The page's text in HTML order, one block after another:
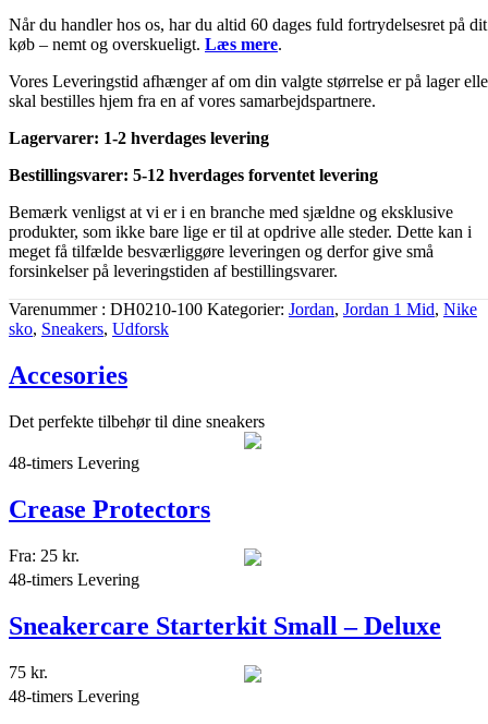
Når du handler hos os, har du altid 60 dages fuld fortrydelsesret på dit
køb – nemt og overskueligt. Læs mere.
Vores Leveringstid afhænger af om din valgte størrelse er på lager
skal bestilles hjem fra en af vores samarbejdspartnere.
Lagervarer: 1-2 hverdages levering
Bestillingsvarer: 5-12 hverdages forventet levering
Bemærk venligst at vi er i en branche med sjældne og eksklusive
produkter, som ikke bare lige er til at opdrive alle steder. Dette kan i
meget få tilfælde besværliggøre leveringen og derfor give små
forsinkelser på leveringstiden af bestillingsvarer.
Varenummer DH0210-100 Kategorier Jordan, Jordan 1 Mid, Nike
sko, Sneakers, Udforsk
Accesories
Det perfekte tilbehør til dine sneakers
48-timers Levering
Crease Protectors
Fra: 25 kr.
48-timers Levering
Sneakercare Starterkit Small – Deluxe
75 kr.
48-timers Levering